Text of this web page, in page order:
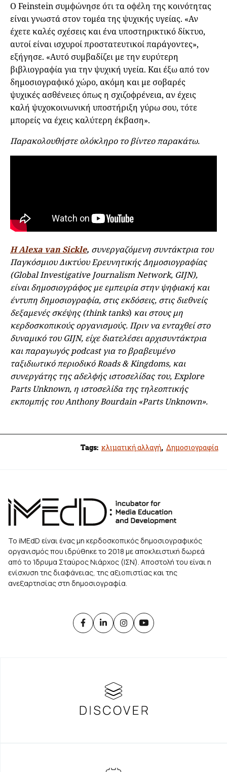
Ο Feinstein συμφώνησε ότι τα οφέλη της κοινότητας
είναι γνωστά στον τομέα της ψυχικής υγείας. «Αν
έχετε καλές σχέσεις και ένα υποστηρικτικό δίκτυο,
αυτοί είναι ισχυροί προστατευτικοί παράγοντες»,
εξήγησε. «Αυτό συμβαδίζει με την ευρύτερη
βιβλιογραφία για την ψυχική υγεία. Και έξω από τον
δημοσιογραφικό χώρο, ακόμη και με σοβαρές
ψυχικές ασθένειες όπως η σχιζοφρένεια, αν έχεις
καλή ψυχοκοινωνική υποστήριξη γύρω σου, τότε
μπορείς να έχεις καλύτερη έκβαση».
Παρακολουθήστε ολόκληρο το βίντεο παρακάτω.
Η Alexa van Sickle, συνεργαζόμενη συντάκτρια του
Παγκόσμιου Δικτύου Ερευνητικής Δημοσιογραφίας
(Global Investigative Journalism Network, GIJN),
είναι δημοσιογράφος με εμπειρία στην ψηφιακή και
έντυπη δημοσιογραφία, στις εκδόσεις, στις διεθνείς
δεξαμενές σκέψης (think tanks) και στους μη
κερδοσκοπικούς οργανισμούς. Πριν να ενταχθεί στο
δυναμικό του GIJN, είχε διατελέσει αρχισυντάκτρια
και παραγωγός podcast για το βραβευμένο
ταξιδιωτικό περιοδικό Roads & Kingdoms, και
συνεργάτης της αδελφής ιστοσελίδας του, Explore
Parts Unknown, η ιστοσελίδα της τηλεοπτικής
εκπομπής του Anthony Bourdain «Parts Unknown».
Tags: κλιματική αλλαγή, Δημοσιογραφία
Το iMEdD είναι ένας μη κερδοσκοπικός δημοσιογραφικός
οργανισμός που ιδρύθηκε το 2018 με αποκλειστική δωρεά
από το Ίδρυμα Σταύρος Νιάρχος (ΙΣΝ). Αποστολή του είναι η
ενίσχυση της διαφάνειας, της αξιοπιστίας και της
ανεξαρτησίας στη δημοσιογραφία.